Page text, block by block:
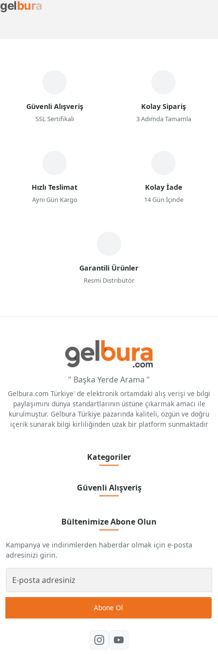
gelbura
Güvenli Alışveriş
SSL Sertifikalı
Kolay Sipariş
3 Adımda Tamamla
Hızlı Teslimat
Aynı Gün Kargo
Kolay İade
14 Gün İçinde
Garantili Ürünler
Resmi Distribütör
" Başka Yerde Arama "
Gelbura.com Türkiye' de elektronik ortamdaki alış verişi ve bilgi
paylaşımını dünya standartlarının üstüne çıkarmak amacı ile
kurulmuştur. Gelbura Türkiye pazarında kaliteli, özgün ve doğru
içerik sunarak bilgi kirliliğinden uzak bir platform sunmaktadır
Kategoriler
Güvenli Alışveriş
Bültenimize Abone Olun
Kampanya ve indirimlerden haberdar olmak için e-posta
adresinizi girin.
Abone Ol